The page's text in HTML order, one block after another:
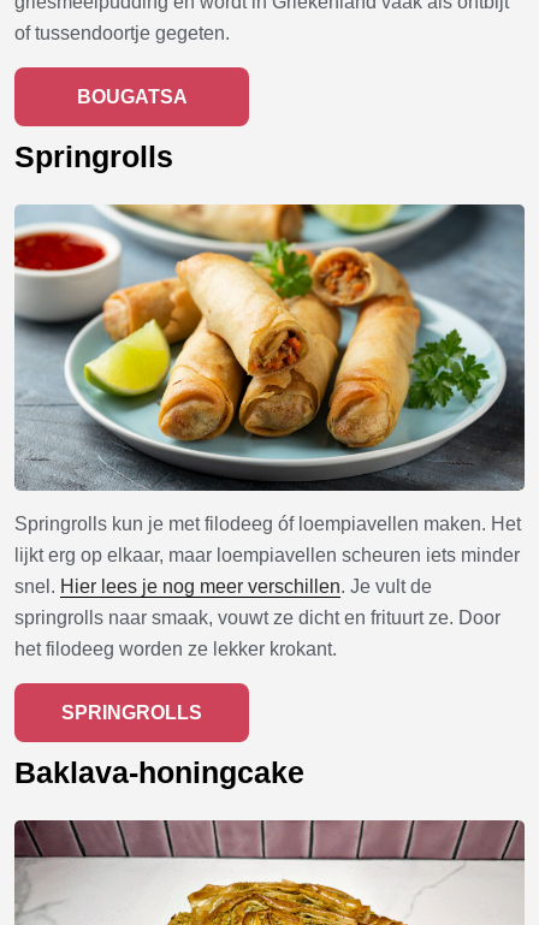
of tussendoortje gegeten.
BOUGATSA
Springrolls
Springrolls kun je met filodeeg óf loempiavellen maken. Het
lijkt erg op elkaar, maar loempiavellen scheuren iets minder
snel. Hier lees je nog meer verschillen. Je vult de
springrolls naar smaak, vouwt ze dicht en frituurt ze. Door
het filodeeg worden ze lekker krokant.
SPRINGROLLS
Baklava-honingcake